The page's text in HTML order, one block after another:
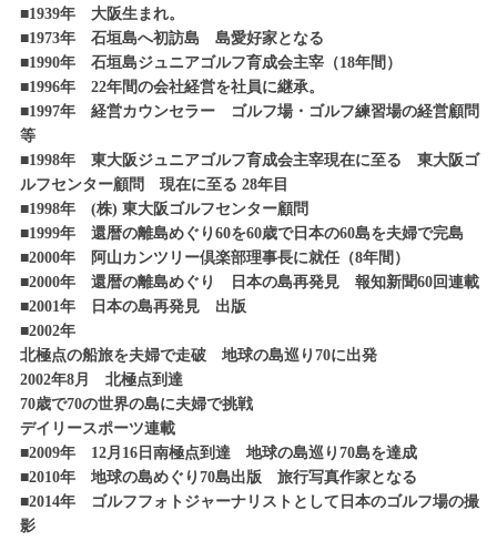
■1939年 大阪生まれ。
■1973年 石垣島へ初訪島 島愛好家となる
■1990年 石垣島ジュニアゴルフ育成会主宰（18年間）
■1996年 22年間の会社経営を社員に継承。
■1997年 経営カウンセラー ゴルフ場・ゴルフ練習場の経営顧問
等
■1998年 東大阪ジュニアゴルフ育成会主宰現在に至る 東大阪ゴ
ルフセンター顧問 現在に至る 28年目
■1998年 (株) 東大阪ゴルフセンター顧問
■1999年 還暦の離島めぐり60を60歳で日本の60島を夫婦で完島
■2000年 阿山カンツリー倶楽部理事長に就任（8年間）
■2000年 還暦の離島めぐり 日本の島再発見 報知新聞60回連載
■2001年 日本の島再発見 出版
■2002年
北極点の船旅を夫婦で走破 地球の島巡り70に出発
2002年8月 北極点到達
70歳で70の世界の島に夫婦で挑戦
デイリースポーツ連載
■2009年 12月16日南極点到達 地球の島巡り70島を達成
■2010年 地球の島めぐり70島出版 旅行写真作家となる
■2014年 ゴルフフォトジャーナリストとして日本のゴルフ場の撮
影